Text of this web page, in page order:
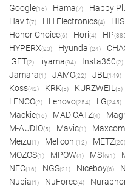
Google(16) Hama(7) Happy
Havit(7) HH Electronics(4)
Honor Choice(6) Hori(4) HP
HYPERX(23) Hyundai(24)
iGET(2) iiyama(94) Insta360(2)
Jamara(1) JAMO(22) JBL (149)
Koss(42) KRK(5) KURZWEIL (5)
LENCO(2) Lenovo(254) LG(245)
Mackie(16) MAD CATZ(4)
M-AUDIO(5) Mavic(1) Maxcom
Meizu(1) Meliconi(12) METZ(20)
MOZOS(1) MPOW(4) MSI(91)
NEC(16) NGS(21) Niceboy(6)
Nubia(1) NuForce(4)